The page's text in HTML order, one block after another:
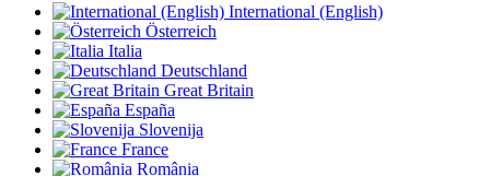
International (English)
Österreich
Italia
Deutschland
Great Britain
España
Slovenija
France
România